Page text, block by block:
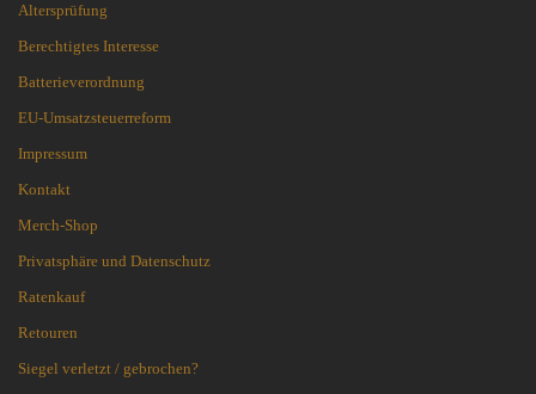
Altersprüfung
Berechtigtes Interesse
Batterieverordnung
EU-Umsatzsteuerreform
Impressum
Kontakt
Merch-Shop
Privatsphäre und Datenschutz
Ratenkauf
Retouren
Siegel verletzt / gebrochen?